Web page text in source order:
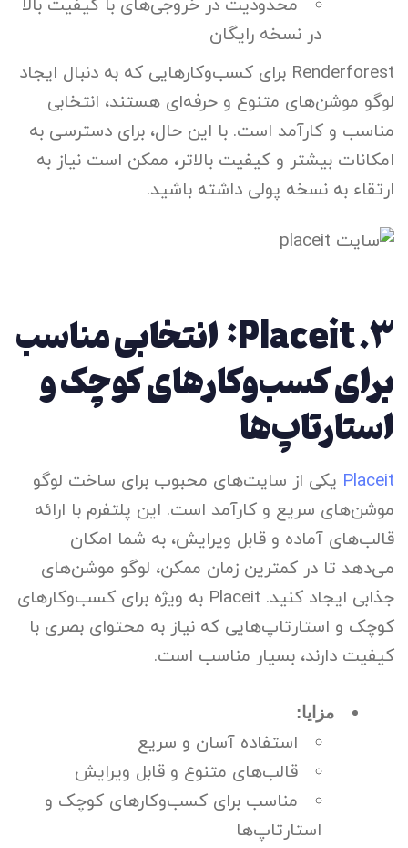
محدودیت در خروجی‌های با کیفیت بالا
در نسخه رایگان
Renderforest برای کسب‌وکارهایی که به دنبال ایجاد
لوگو موشن‌های متنوع و حرفه‌ای هستند، انتخابی
مناسب و کارآمد است. با این حال، برای دسترسی به
امکانات بیشتر و کیفیت بالاتر، ممکن است نیاز به
ارتقاء به نسخه پولی داشته باشید.
۳. Placeit: انتخابی مناسب
برای کسب‌وکارهای کوچک و
استارتاپ‌ها
Placeit یکی از سایت‌های محبوب برای ساخت لوگو
موشن‌های سریع و کارآمد است. این پلتفرم با ارائه
قالب‌های آماده و قابل ویرایش، به شما امکان
می‌دهد تا در کمترین زمان ممکن، لوگو موشن‌های
جذابی ایجاد کنید. Placeit به ویژه برای کسب‌وکارهای
کوچک و استارتاپ‌هایی که نیاز به محتوای بصری با
کیفیت دارند، بسیار مناسب است.
مزایا:
استفاده آسان و سریع
قالب‌های متنوع و قابل ویرایش
مناسب برای کسب‌وکارهای کوچک و
استارتاپ‌ها